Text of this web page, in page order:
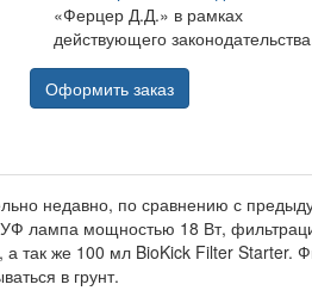
«Ферцер Д.Д.» в рамках
действующего
Оформить заказ
недавно, по сравнению с
УФ лампа мощностью 18 Вт,
так же 100 мл BioKick Filter Starter.
в грунт.